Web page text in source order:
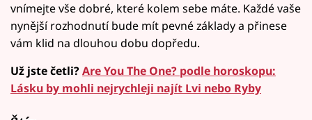
vnímejte vše dobré, které kolem sebe máte. Každé vaše
nynější rozhodnutí bude mít pevné základy a přinese
vám klid na dlouhou dobu dopředu.
Už jste četli?Are You The One? podle horoskopu:
Lásku by mohli nejrychleji najít Lvi nebo Ryby